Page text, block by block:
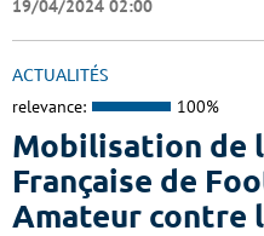
19/04/2024 02:00
ACTUALITÉS
relevance: 100%
Mobilisation de
Française de
Amateur contre